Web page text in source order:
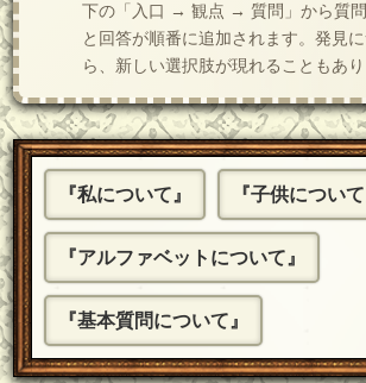
下の「入口 → 観点 → 質問」から質
と回答が順番に追加されます。発見
ら、新しい選択肢が現れることもあり
『私について』 『子供について
『アルファベットについて』
『基本質問について』